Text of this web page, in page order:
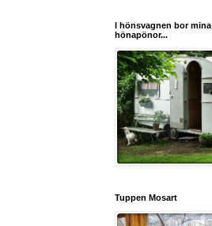
I hönsvagnen bor mina
hönapönor...
Tuppen Mosart